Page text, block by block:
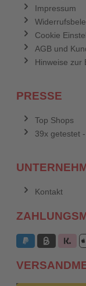
Impressum
Cookie
AGB und
Hinweise zur
PRESSE
Top Shops
39x getestet
Kontakt